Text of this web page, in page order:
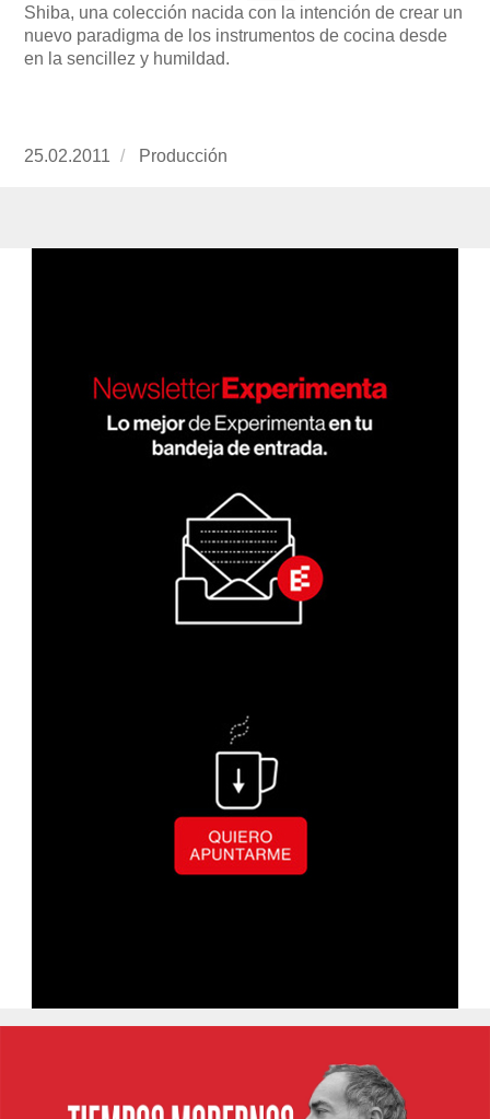
Shiba, una colección nacida con la intención de crear un
nuevo paradigma de los instrumentos de cocina desde
en la sencillez y humildad.
Publicado
25.02.2011 https://www.experimenta.es/author/
Producción